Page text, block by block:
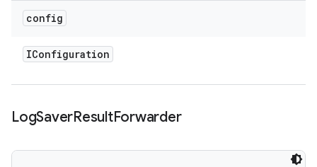
config
IConfiguration
LogSaverResultForwarder